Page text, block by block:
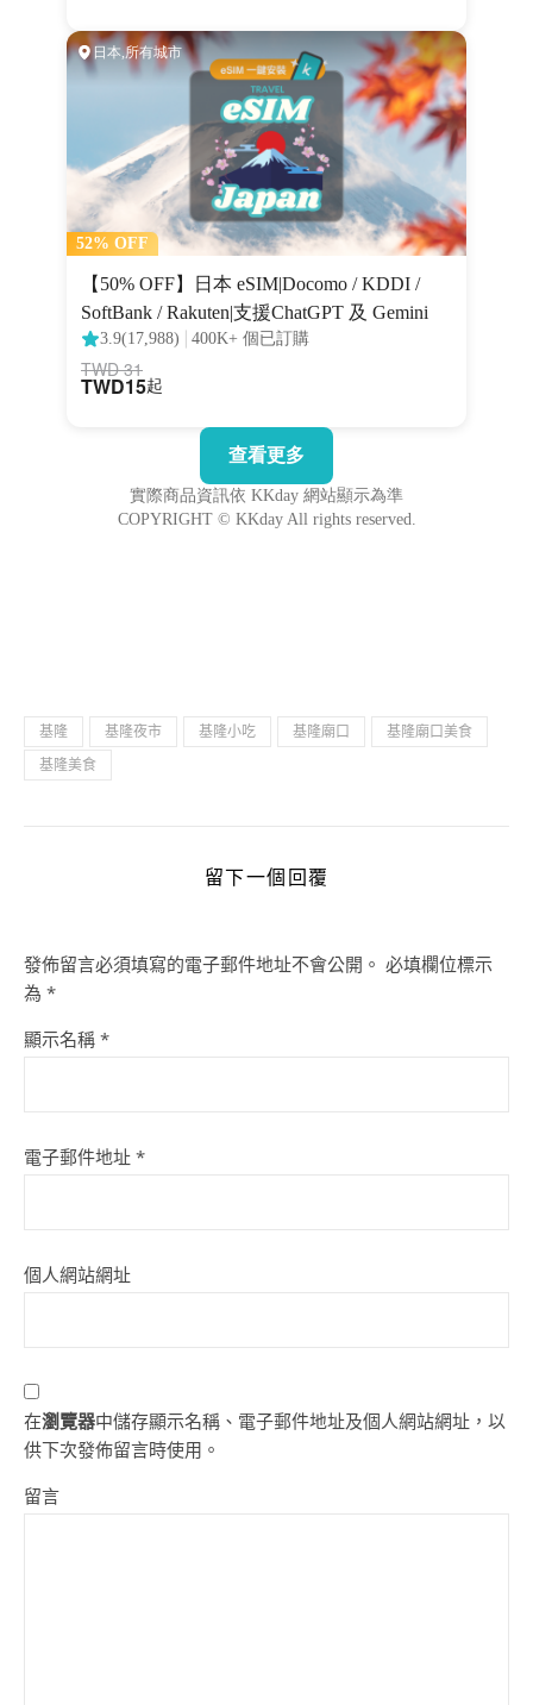
基隆 基隆夜市 基隆小吃 基隆廟口
基隆廟口美食
基隆美食
留下一個回覆
發佈留言必須填寫的電子郵件地址不會公開。 必填欄位標示
為 *
顯示名稱 *
電子郵件地址 *
個人網站網址
在瀏覽器中儲存顯示名稱、電子郵件地址及個人網站網址，以
供下次發佈留言時使用。
留言